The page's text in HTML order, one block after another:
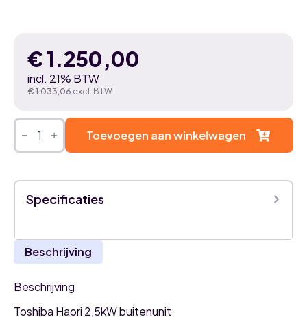
€1.250,00
incl. 21% BTW
€ 1.033,06 excl. BTW
Toshiba
Haori
2,5kW
airco
aantal
Toevoegen aan winkelwagen
Specificaties
Beschrijving
Beschrijving
Toshiba Haori 2,5kW buitenunit